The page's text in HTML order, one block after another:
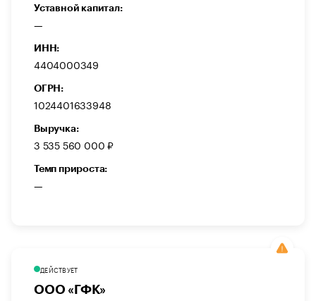
Уставной капитал:
—
ИНН:
4404000349
ОГРН:
1024401633948
Выручка:
3 535 560 000 ₽
Темп прироста:
—
ДЕЙСТВУЕТ
ООО «ГФК»